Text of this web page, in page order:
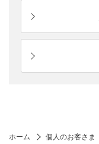
ホーム 個人のお客さま